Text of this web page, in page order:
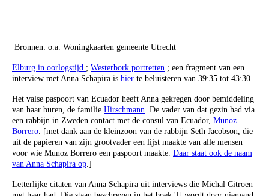
Bronnen: o.a. Woningkaarten gemeente Utrecht
Elburg in oorlogstijd ; Westerbork portretten ; een fragment van een
interview met Anna Schapira is hier te beluisteren van 39:35 tot 43:30
Het valse paspoort van Ecuador heeft Anna gekregen door bemiddeling
van haar buren, de familie Hirschmann. De vader van dat gezin had via
een rabbijn in Zweden contact met de consul van Ecuador, Munoz
Borrero. [met dank aan de kleinzoon van de rabbijn Seth Jacobson, die
uit de papieren van zijn grootvader een lijst maakte van alle mensen
voor wie Munoz Borrero een paspoort maakte. Daar staat ook de naam
van Anna Schapira op.]
Letterlijke citaten van Anna Schapira uit interviews die Michal Citroen